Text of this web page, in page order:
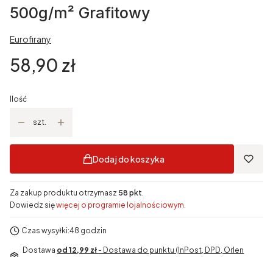
500g/m² Grafitowy
Eurofirany
Cena
58,90 zł
Ilość
szt.
Dodaj do koszyka
Za zakup produktu otrzymasz 58 pkt.
Dowiedz sięwięcej o programie lojalnościowym.
Czas wysyłki:48 godzin
Dostawa od 12,99 zł - Dostawa do punktu (InPost, DPD, Orlen